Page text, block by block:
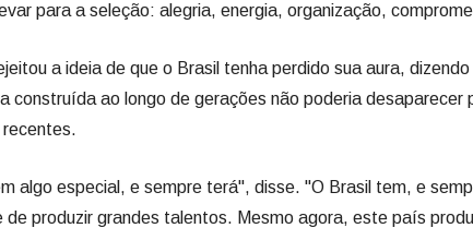
para a seleção: alegria, energia, organização,
a ideia de que o Brasil tenha perdido sua aura,
construída ao longo de gerações não poderia desaparecer
algo especial, e sempre terá", disse. "O Brasil tem, e
de produzir grandes talentos. Mesmo agora, este país